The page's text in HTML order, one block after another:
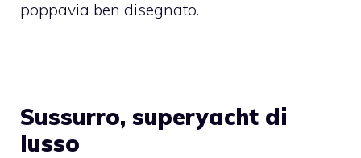
poppavia ben disegnato.
Sussurro, superyacht di
lusso